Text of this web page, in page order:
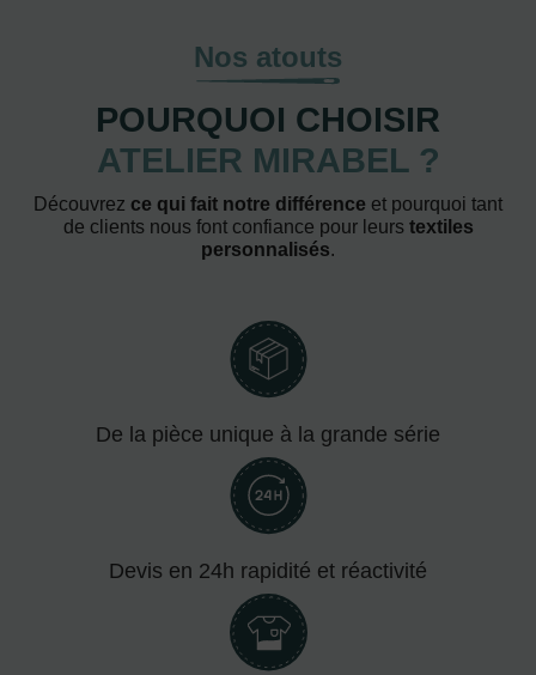
Nos atouts
POURQUOI CHOISIR
ATELIER MIRABEL ?
Découvrez ce qui fait notre différence et pourquoi tant
de clients nous font confiance pour leurs textiles
personnalisés.
De la pièce unique à la grande série
Devis en 24h rapidité et réactivité